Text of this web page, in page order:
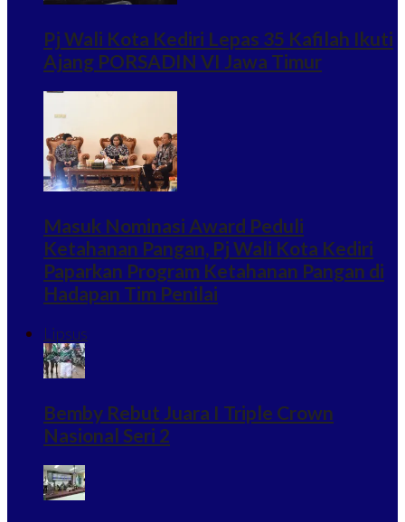
Pj Wali Kota Kediri Lepas 35 Kafilah Ikuti
Ajang PORSADIN VI Jawa Timur
Masuk Nominasi Award Peduli
Ketahanan Pangan, Pj Wali Kota Kediri
Paparkan Program Ketahanan Pangan di
Hadapan Tim Penilai
Lipsus
Bemby Rebut Juara I Triple Crown
Nasional Seri 2